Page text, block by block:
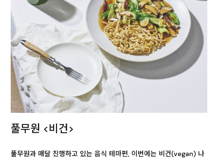
풀무원 <비건>
풀무원과 매달 진행하고 있는 음식 테마편, 이번에는 비건(vegan) 나